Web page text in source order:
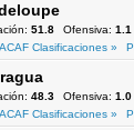
51.8 Ofensiva: 1.1
Clasificaciones »
48.3 Ofensiva: 1.0
Clasificaciones »